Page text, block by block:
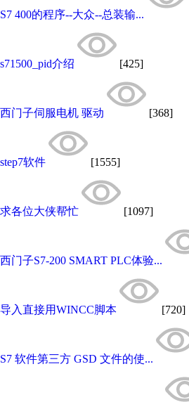
S7 400的程序--大众--总装输...
s71500_pid介绍 [425]
西门子伺服电机 驱动 [368]
step7软件 [1555]
求各位大侠帮忙 [1097]
西门子S7-200 SMART PLC体验...
导入直接用WINCC脚本 [720]
S7 软件第三方 GSD 文件的使...